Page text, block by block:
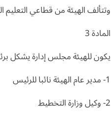
وتتألف الهيئة من قطاعي التعليم
المادة 3
يكون للهيئة مجلس إدارة يشكل
1- مدير عام الهيئة نائبا للرئيس
2- وكيل وزارة التخطيط